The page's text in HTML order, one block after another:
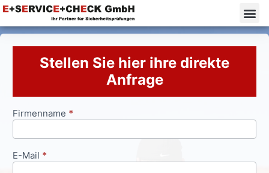
Stellen Sie hier ihre direkte
Anfrage
Anfrageformular
Firmenname *
E-Mail *